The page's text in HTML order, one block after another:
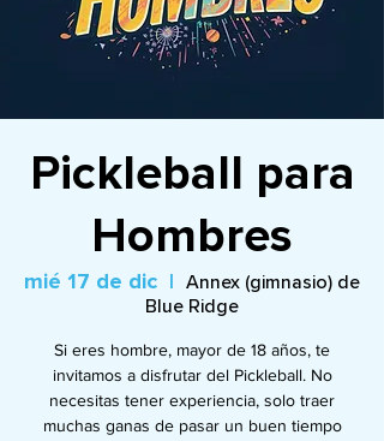
Pickleball para
Hombres
mié 17 de dic
  |
Annex (gimnasio) de
Blue Ridge
Si eres hombre, mayor de 18 años, te
invitamos a disfrutar del Pickleball. No
necesitas tener experiencia, solo traer
muchas ganas de pasar un buen tiempo